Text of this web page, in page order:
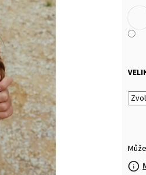
100% BAVLNA, SILIKONOVÁ ÚPRAVA